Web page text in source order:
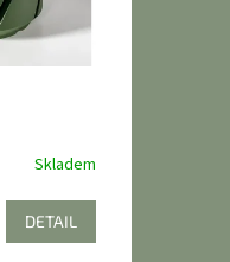
Skladem
DETAIL